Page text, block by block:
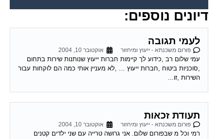
לעמי תגובה
פורום משכנתא - ייעוץ ומיחזור
עמי שלום רב ,כידוע לך קיימות חברות ייעוץ שנותנות שירות בתחום
,סוכניות ביטוח ,חברות ייעוץ … ,לא מעניין אותי כמה הם לוקחות עבור
השירות ,זו...
תעודת זכאות
פורום משכנתא - ייעוץ ומיחזור
רמי וכל מ שבפורום שלום. אני גרושה טרייה עם שני ילדים קטנים
ויודעת שאני יכולה לעשות ת. זכאות ולקבל עזרה ממשרד שיכון ופיתוח